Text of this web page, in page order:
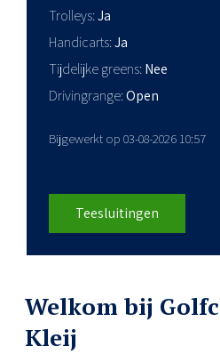
Trolleys Ja
Handicarts Ja
Tijdelijke greens Nee
Drivingrange Open
Bijgewerkt op 03-08-2026 10:57
Teesluitingen
Welkom bij
Kleij